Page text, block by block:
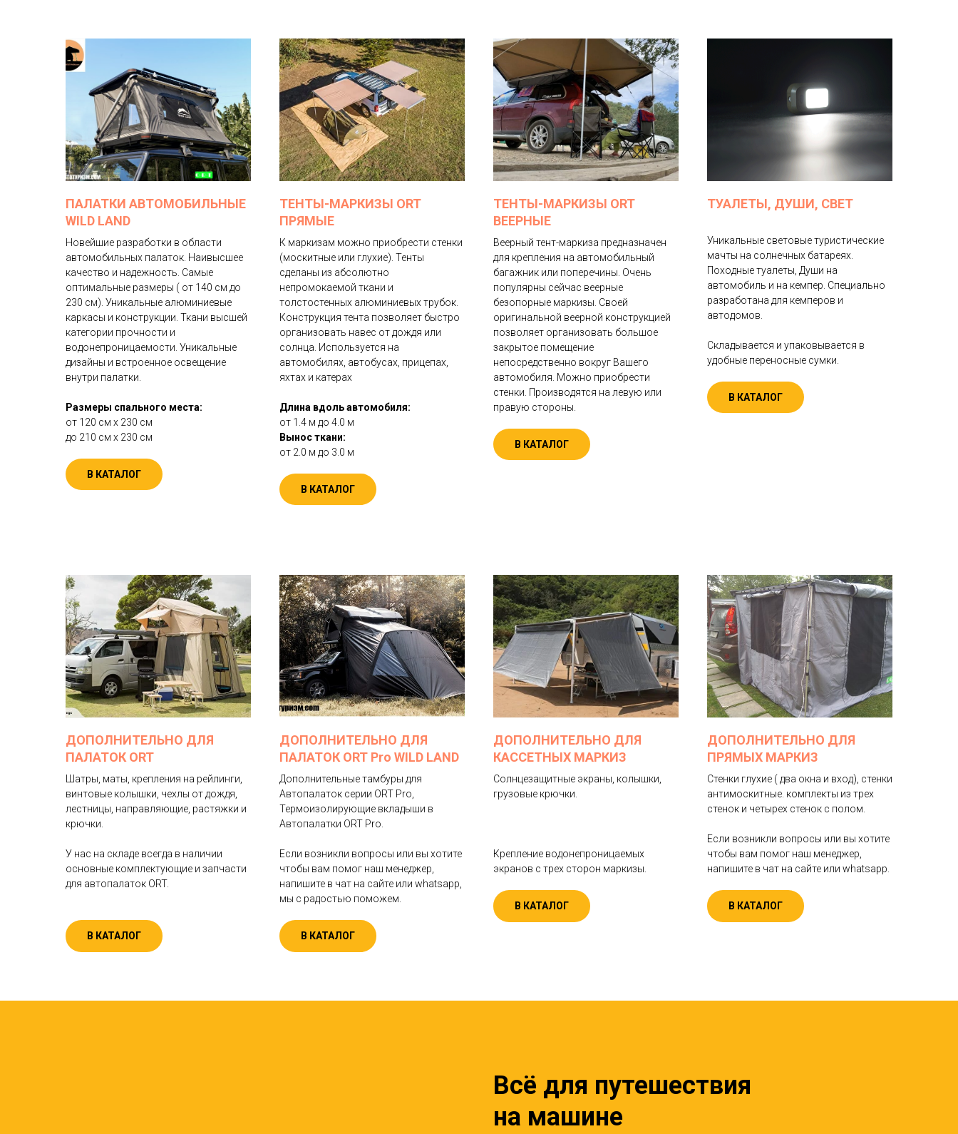
ПАЛАТКИ АВТОМОБИЛЬНЫЕ
WILD LAND
Новейшие разработки в области
автомобильных палаток. Наивысшее
качество и надежность. Самые
оптимальные размеры ( от 140 см до
230 см). Уникальные алюминиевые
каркасы и конструкции. Ткани высшей
категории прочности и
водонепроницаемости. Уникальные
дизайны и встроенное освещение
внутри палатки.
Размеры спального места:
от 120 см х 230 см
до 210 см х 230 см
В КАТАЛОГ
ТЕНТЫ-МАРКИЗЫ ORT
ПРЯМЫЕ
К маркизам можно приобрести стенки
(москитные или глухие). Тенты
сделаны из абсолютно
непромокаемой ткани и
толстостенных алюминиевых трубок.
Конструкция тента позволяет быстро
организовать навес от дождя или
солнца. Используется на
автомобилях, автобусах, прицепах,
яхтах и катерах
Длина вдоль автомобиля:
от 1.4 м до 4.0 м
Вынос ткани:
от 2.0 м до 3.0 м
В КАТАЛОГ
ТЕНТЫ-МАРКИЗЫ ORT
ВЕЕРНЫЕ
Веерный тент-маркиза предназначен
для крепления на автомобильный
багажник или поперечины. Очень
популярны сейчас веерные
безопорные маркизы. Своей
оригинальной веерной конструкцией
позволяет организовать большое
закрытое помещение
непосредственно вокруг Вашего
автомобиля. Можно приобрести
стенки. Производятся на левую или
правую стороны.
В КАТАЛОГ
ТУАЛЕТЫ, ДУШИ, СВЕТ
Уникальные световые туристические
мачты на солнечных батареях.
Походные туалеты, Души на
автомобиль и на кемпер. Специально
разработана для кемперов и
автодомов.
Складывается и упаковывается в
удобные переносные сумки.
В КАТАЛОГ
ДОПОЛНИТЕЛЬНО ДЛЯ
ПАЛАТОК ORT
Шатры, маты, крепления на рейлинги,
винтовые колышки, чехлы от дождя,
лестницы, направляющие, растяжки и
крючки.
У нас на складе всегда в наличии
основные комплектующие и запчасти
для автопалаток ORT.
В КАТАЛОГ
ДОПОЛНИТЕЛЬНО ДЛЯ
ПАЛАТОК ORT Pro WILD LAND
Дополнительные тамбуры для
Автопалаток серии ORT Pro,
Термоизолирующие вкладыши в
Автопалатки ORT Pro.
Если возникли вопросы или вы хотите
чтобы вам помог наш менеджер,
напишите в чат на сайте или whatsapp,
мы с радостью поможем.
В КАТАЛОГ
ДОПОЛНИТЕЛЬНО ДЛЯ
КАССЕТНЫХ МАРКИЗ
Солнцезащитные экраны, колышки,
грузовые крючки.
Крепление водонепроницаемых
экранов с трех сторон маркизы.
В КАТАЛОГ
ДОПОЛНИТЕЛЬНО ДЛЯ
ПРЯМЫХ МАРКИЗ
Стенки глухие ( два окна и вход), стенки
антимоскитные. комплекты из трех
стенок и четырех стенок с полом.
Если возникли вопросы или вы хотите
чтобы вам помог наш менеджер,
напишите в чат на сайте или whatsapp.
В КАТАЛОГ
Всё для путешествия
на машине